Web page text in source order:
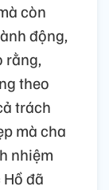
còn
động,
rằng,
theo
trách
mà cha
nhiệm
đã